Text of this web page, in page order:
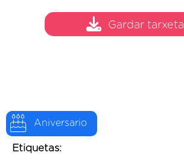
Aniversario
Etiquetas:
Gardar tarxeta